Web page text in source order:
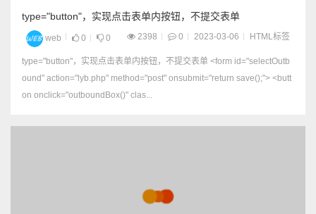
type="button"，实现点击表单内按钮，不提交表单
web 0 0 2398 0 2023-03-06 HTML标签
type="button"，实现点击表单内按钮，不提交表单 <form id="selectOutb
ound" action="lyb.php" method="post" onsubmit="return save();"> <butt
on onclick="outboundBox()" clas...